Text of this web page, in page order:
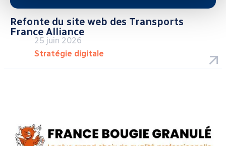
Refonte du site web des Transports
France Alliance
25 juin 2026
Stratégie digitale